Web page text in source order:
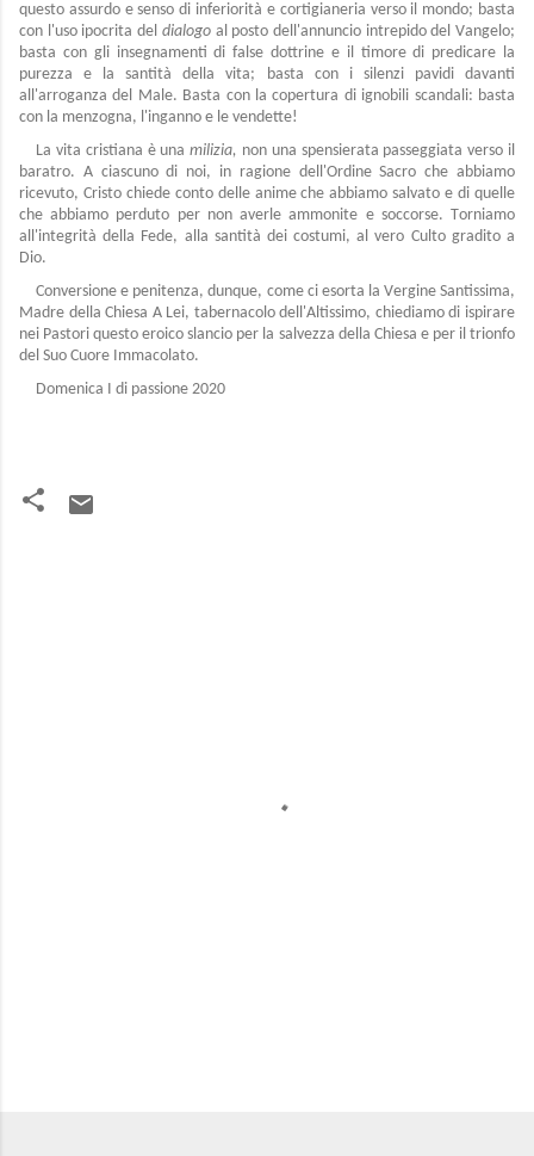
questo assurdo e senso di inferiorità e cortigianeria verso il mondo; basta
con l'uso ipocrita del dialogoal posto dell'annuncio intrepido del Vangelo;
basta con gli insegnamenti di false dottrine e il timore di predicare la
purezza e la santità della vita; basta con i silenzi pavidi davanti
all'arroganza del Male. Basta con la copertura di ignobili scandali: basta
con la menzogna, l'inganno e le vendette!
La vita cristiana è unamilizia, non una spensierata passeggiata verso il
baratro. A ciascuno di noi, in ragione dell'Ordine Sacro che abbiamo
ricevuto, Cristo chiede conto delle anime che abbiamo salvato e di quelle
che abbiamo perduto per non averle ammonite e soccorse. Torniamo
all'integrità della Fede, alla santità dei costumi, al vero Culto gradito a
Dio.
Conversione e penitenza, dunque, come ci esorta la Vergine Santissima,
Madre della Chiesa A Lei, tabernacolo dell'Altissimo, chiediamo di ispirare
nei Pastori questo eroico slancio per la salvezza della Chiesa e per il trionfo
del Suo Cuore Immacolato.
Domenica I di passione 2020